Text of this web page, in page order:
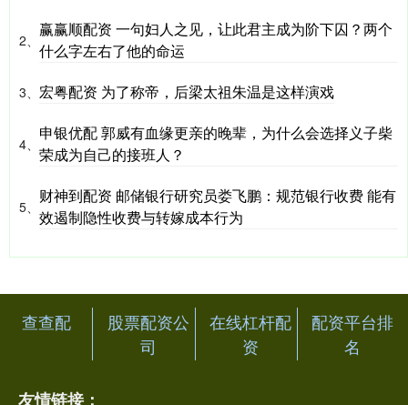
2、
赢赢顺配资 一句妇人之见，让此君主成为阶下囚？两个
什么字左右了他的命运
3、 宏粤配资 为了称帝，后梁太祖朱温是这样演戏
4、
申银优配 郭威有血缘更亲的晚辈，为什么会选择义子柴
荣成为自己的接班人？
5、
财神到配资 邮储银行研究员娄飞鹏：规范银行收费 能有
效遏制隐性收费与转嫁成本行为
查查配
股票配资公
司
在线杠杆配
资
配资平台排
名
友情链接：